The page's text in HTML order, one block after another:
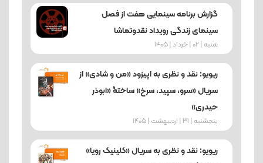
گزارش برنامه سینمایی هفت از فصل
سینمای زندگی رویداد نقدوتماشا
شنبه | 02 | خرداد | 1405
ریویو: نقد و نظری به اپیزود «من و شادی» از
سریال «سرو، سپید، سرخ» ساختۀ «ابوذر
حیدری»
پنجشنبه | 31 | اردیبهشت | 1405
ریویو: نقد و نظری به سریال «کلینیک رویا»